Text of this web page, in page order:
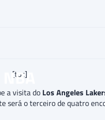
NBA
[toc]
a visita do Los Angeles
será o terceiro de quatro